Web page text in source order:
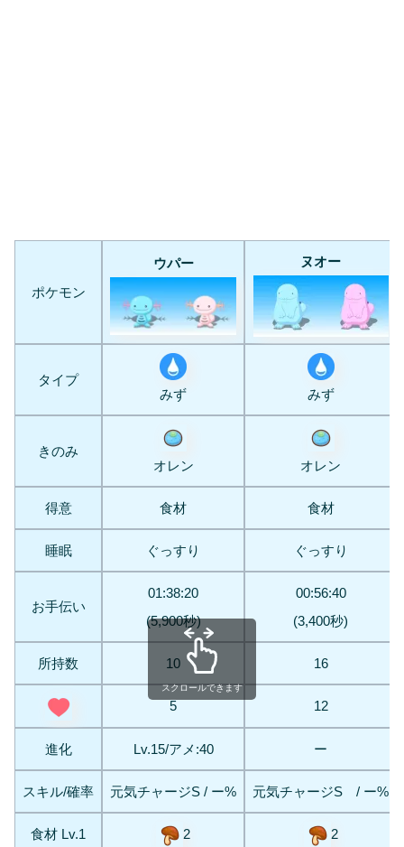
ポケモン
ウパー ヌオー
タイプ
みず
みず
きのみ
オレン
オレン
得意 食材 食材
睡眠 ぐっすり ぐっすり
お手伝い
01:38:20
(5,900秒)
00:56:40
(3,400秒)
所持数 10 16
5 12
進化 Lv.15/アメ:40 ー
スキル/確率 元気チャージS / ー% 元気チャージS / ー%
食材 Lv.1 2 2
スクロールできます